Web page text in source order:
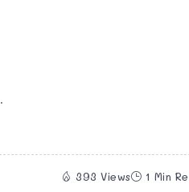
393 Views 1 Min